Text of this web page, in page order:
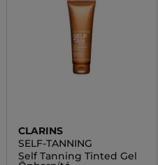
CLARINS
SELF-TANNING
Self Tanning Tinted Gel